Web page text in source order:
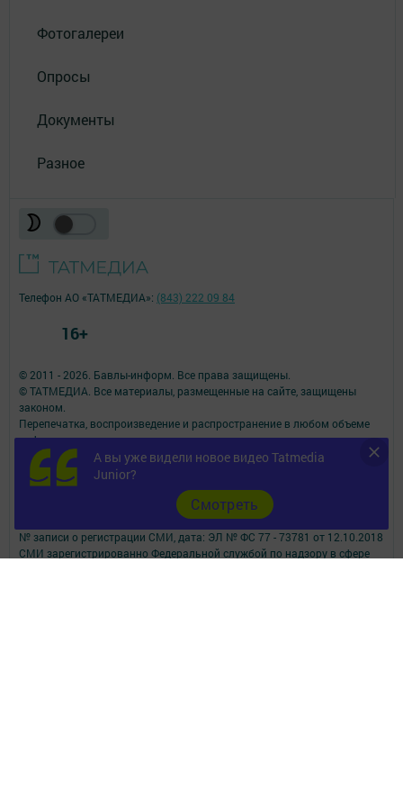
Фотогалереи
Опросы
Документы
Разное
А вы уже видели новое видео Tatmedia
Junior?
Cмотреть
© 2011 - 2026. Бавлы-информ. Все права защищены.
© ТАТМЕДИА. Все материалы, размещенные на сайте, защищены
законом.
Перепечатка, воспроизведение и распространение в любом объеме
информации,
размещенной на сайте, возможна только с письменного согласия
редакций СМИ.
При поддержке Республиканского агентства по печати и массовым
Наименование СМИ: Бавлы-информ
№ записи о регистрации СМИ, дата: ЭЛ № ФС 77 - 73781 от 12.10.2018
СМИ зарегистрированно Федеральной службой по надзору в сфере
Телефон АО «ТАТМЕДИА»: (843) 222 09 84
16+